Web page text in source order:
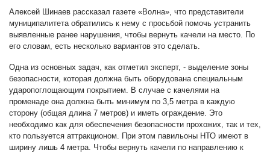
Алексей Шинаев рассказал газете «Волна», что представители
муниципалитета обратились к нему с просьбой помочь устранить
выявленные ранее нарушения, чтобы вернуть качели на место. По
его словам, есть несколько вариантов это сделать.
Одна из основных задач, как отметил эксперт, - выделение зоны
безопасности, которая должна быть оборудована специальным
ударопоглощающим покрытием. В случае с качелями на
променаде она должна быть минимум по 3,5 метра в каждую
сторону (общая длина 7 метров) и иметь ограждение. Это
необходимо как для обеспечения безопасности прохожих, так и тех,
кто пользуется аттракционом. При этом павильоны НТО имеют в
ширину лишь 4 метра. Чтобы вернуть качели по направлению к